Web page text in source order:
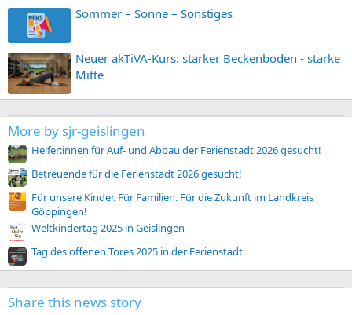
Sommer – Sonne – Sonstiges
Neuer akTiVA-Kurs: starker Beckenboden - starke
Mitte
More by sjr-geislingen
Helfer:innen für Auf- und Abbau der Ferienstadt 2026 gesucht!
Betreuende für die Ferienstadt 2026 gesucht!
Für unsere Kinder. Für Familien. Für die Zukunft im Landkreis
Göppingen!
Weltkindertag 2025 in Geislingen
Tag des offenen Tores 2025 in der Ferienstadt
Share this news story